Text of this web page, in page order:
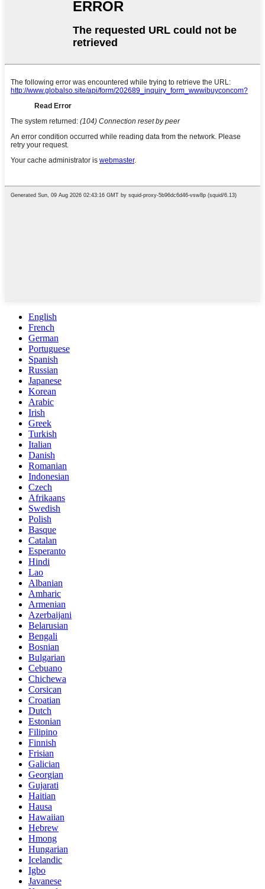
English
French
German
Portuguese
Spanish
Russian
Japanese
Korean
Arabic
Irish
Greek
Turkish
Italian
Danish
Romanian
Indonesian
Czech
Afrikaans
Swedish
Polish
Basque
Catalan
Esperanto
Hindi
Lao
Albanian
Amharic
Armenian
Azerbaijani
Belarusian
Bengali
Bosnian
Bulgarian
Cebuano
Chichewa
Corsican
Croatian
Dutch
Estonian
Filipino
Finnish
Frisian
Galician
Georgian
Gujarati
Haitian
Hausa
Hawaiian
Hebrew
Hmong
Hungarian
Icelandic
Igbo
Javanese